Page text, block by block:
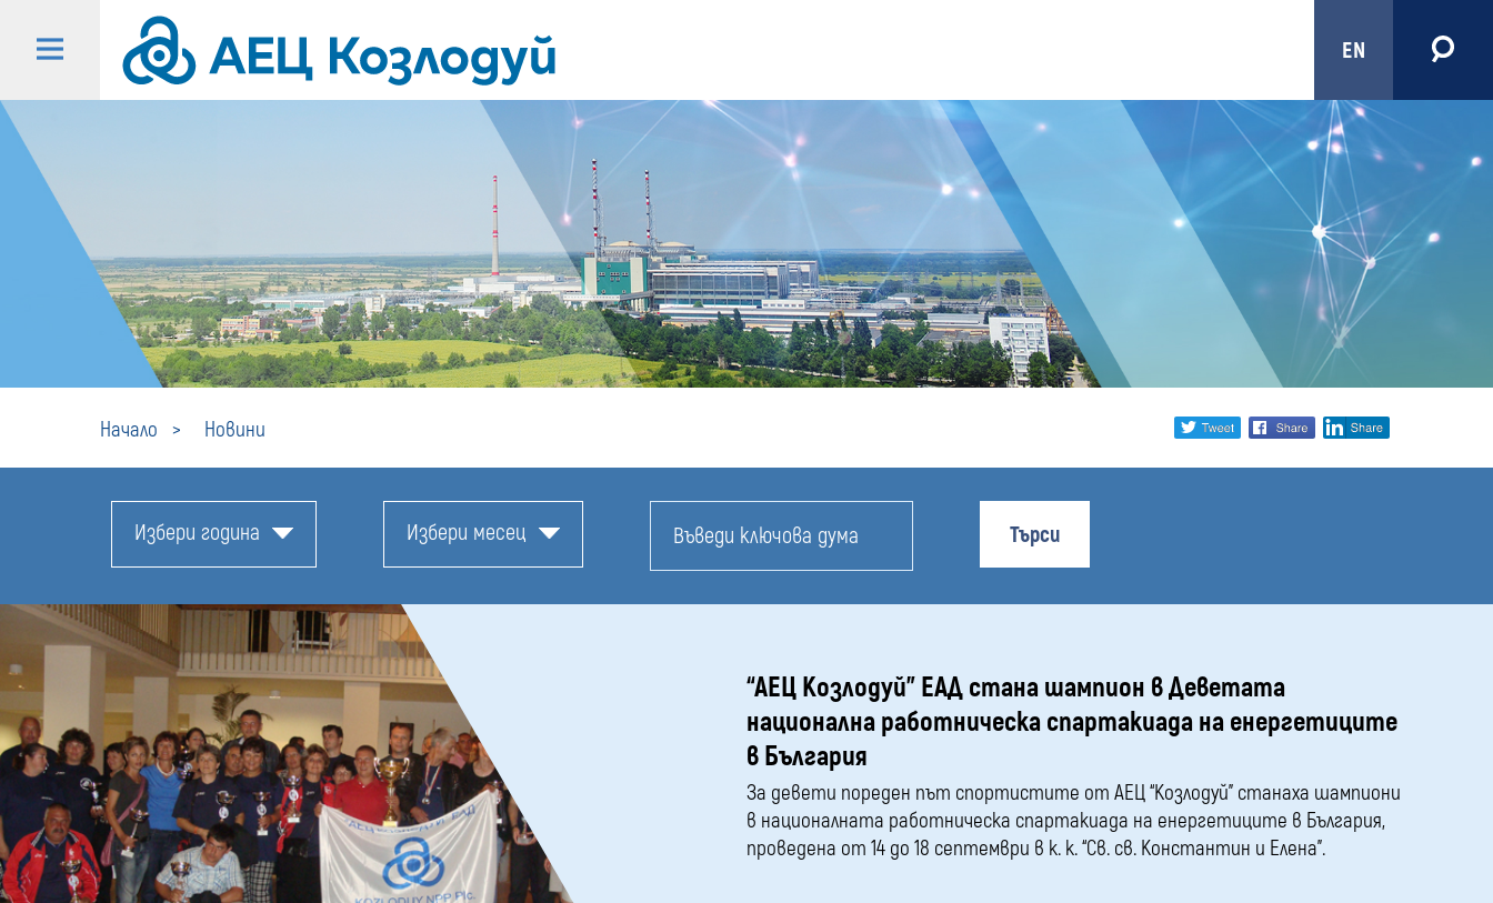
EN
Начало Новини
Share
social
twitter facebook
Избери година Избери месец Търси
“АЕЦ Козлодуй” ЕАД стана шампион в Деветата
национална работническа спартакиада на енергетиците
в България
За девети пореден път спортистите от АЕЦ “Козлодуй” станаха шампиони
в националната работническа спартакиада на енергетиците в България,
проведена от 14 до 18 септември в к. к. “Св. св. Константин и Елена”.